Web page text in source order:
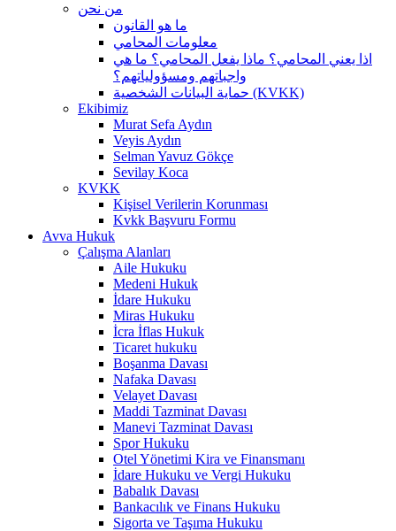
من نحن
ما هو القانون
معلومات المحامي
اذا يعني المحامي؟ ماذا يفعل المحامي؟ ما هي
واجباتهم ومسؤولياتهم؟
حماية البيانات الشخصية (KVKK)
Ekibimiz
Murat Sefa Aydın
Veyis Aydın
Selman Yavuz Gökçe
Sevilay Koca
KVKK
Kişisel Verilerin Korunması
Kvkk Başvuru Formu
Avva Hukuk
Çalışma Alanları
Aile Hukuku
Medeni Hukuk
İdare Hukuku
Miras Hukuku
İcra İflas Hukuk
Ticaret hukuku
Boşanma Davası
Nafaka Davası
Velayet Davası
Maddi Tazminat Davası
Manevi Tazminat Davası
Spor Hukuku
Otel Yönetimi Kira ve Finansmanı
İdare Hukuku ve Vergi Hukuku
Babalık Davası
Bankacılık ve Finans Hukuku
Sigorta ve Taşıma Hukuku